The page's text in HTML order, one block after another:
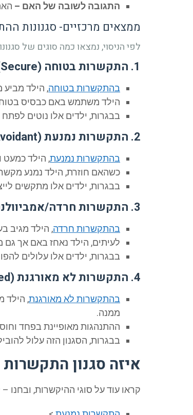
התגובה לשובה של האם –
ממצאים מרכזיים- סגנונות
לפי הניסוי, נמצאו כמה סוגים של
1. התקשרות בטוחה (Secure):
בהתקשרות בטוחה, הילד מביע
הילד משתמש באם כבסיס
בבגרות, ילדים אלו נוטים
2. התקשרות נמנעת (Avoidant):
בהתקשרות נמנעת, הילד כמעט
כשהאם חוזרת, הילד נמנע מקשר
בבגרות, ילדים אלו מתקשים
3. התקשרות חרדה/אמביוולנטית (Anxious/Ambivalent):
בהתקשרות חרדה, הילד מגיב
לעיתים, הילד נאחז באם אך
בבגרות, ילדים אלו עלולים
4. התקשרות לא מאורגנת (Disorganized):
בהתקשרות לא מאורגנת, הילד
ממנה.
ההתנהגות מאופיינת בפחד
בבגרות, הסגנון הזה עלול
איזה סגנון
קראו עוד על סוגי ההיקשרות, ובחנו